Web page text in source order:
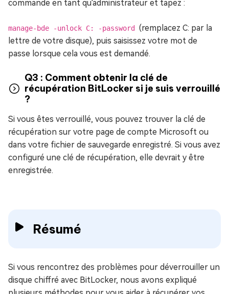
commande en tant qu'administrateur et tapez :
manage-bde -unlock C: -password (remplacez C: par la
lettre de votre disque), puis saisissez votre mot de
passe lorsque cela vous est demandé.
Q3 : Comment obtenir la clé de
récupération BitLocker si je suis verrouillé
?
Si vous êtes verrouillé, vous pouvez trouver la clé de
récupération sur votre page de compte Microsoft ou
dans votre fichier de sauvegarde enregistré. Si vous avez
configuré une clé de récupération, elle devrait y être
enregistrée.
Résumé
Si vous rencontrez des problèmes pour déverrouiller un
disque chiffré avec BitLocker, nous avons expliqué